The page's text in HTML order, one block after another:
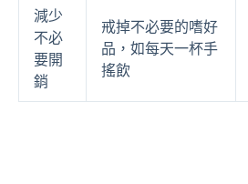
減少
不必
要開
銷
戒掉不必要的嗜好
品，如每天一杯手
搖飲